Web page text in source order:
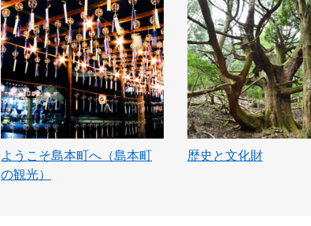
ようこそ島本町へ（島本町
の観光）
歴史と文化財